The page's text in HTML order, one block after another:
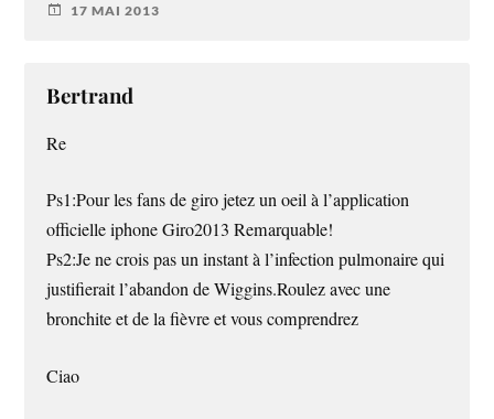
17 MAI 2013
Bertrand
Re
Ps1:Pour les fans de giro jetez un oeil à l’application
officielle iphone Giro2013 Remarquable!
Ps2:Je ne crois pas un instant à l’infection pulmonaire qui
justifierait l’abandon de Wiggins.Roulez avec une
bronchite et de la fièvre et vous comprendrez
Ciao